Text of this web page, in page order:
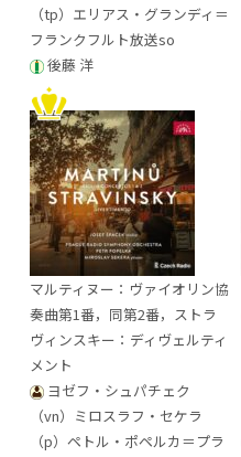
（tp）エリアス・グランディ＝
フランクフルト放送so
後藤 洋
マルティヌー：ヴァイオリン協
奏曲第1番，同第2番，ストラ
ヴィンスキー：ディヴェルティ
メント
ヨゼフ・シュパチェク
（vn）ミロスラフ・セケラ
（p）ペトル・ポペルカ＝プラ